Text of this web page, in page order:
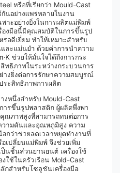
หรือที่เรียกว่า Mould-Cast
นอย่างแพร่หลายในงาน
าะอย่างยิ่งในการผลิตแม่พิมพ์
องมือนี้มีคุณสมบัติในการขึ้นรูป
อดีเยี่ยม ทำให้เหมาะสำหรับ
ละแม่นยำ ด้วยค่าการนำความ
ช่วยให้มั่นใจได้ถึงการกระ
ทธิภาพในระหว่างกระบวนการ
งยิ่งต่อการรักษาความสมบูรณ์
ระสิทธิภาพการผลิต
งหนึ่งสำหรับ Mould-Cast
ารขึ้นรูปพลาสติก ผู้ผลิตพึ่งพา
ณภาพสูงที่สามารถทนต่อการ
วามดันและอุณหภูมิสูง ความ
กว่าช่วยลดเวลาหยุดทำงานที่
อเปลี่ยนแม่พิมพ์ จึงช่วยเพิ่ม
ป็นชิ้นส่วนยานยนต์ เครื่องใช้
ช้ในครัวเรือน Mold-Cast
กสำหรับโซลูชันเครื่องมือ